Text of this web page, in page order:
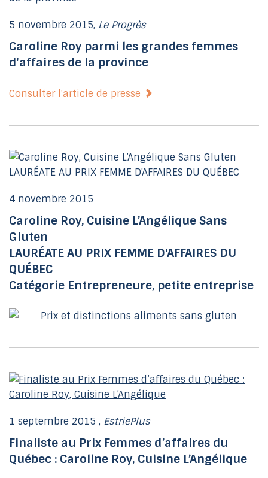
5 novembre 2015, Le Progrès
Caroline Roy parmi les grandes femmes
d'affaires de la province
Consulter l'article de presse
4 novembre 2015
Caroline Roy, Cuisine L’Angélique Sans
Gluten
LAURÉATE AU PRIX FEMME D'AFFAIRES DU
QUÉBEC
Catégorie Entrepreneure, petite entreprise
1 septembre 2015 , EstriePlus
Finaliste au Prix Femmes d’affaires du
Québec : Caroline Roy, Cuisine L’Angélique